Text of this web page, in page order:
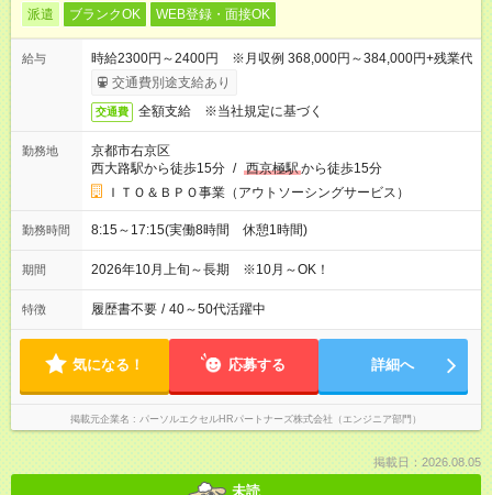
派遣 ブランクOK WEB登録・面接OK
給与
時給2300円～2400円 ※月収例 368,000円～384,000円+残業代
交通費別途支給あり
交通費 全額支給 ※当社規定に基づく
勤務地
京都市右京区
西大路駅から徒歩15分 / 西京極駅から徒歩15分
ＩＴＯ＆ＢＰＯ事業（アウトソーシングサービス）
勤務時間 8:15～17:15(実働8時間 休憩1時間)
期間 2026年10月上旬～長期 ※10月～OK！
特徴 履歴書不要 / 40～50代活躍中
気になる！ 応募する 詳細へ
掲載元企業名 パーソルエクセルHRパートナーズ株式会社（エンジニア部門）
掲載日：2026.08.05
未読